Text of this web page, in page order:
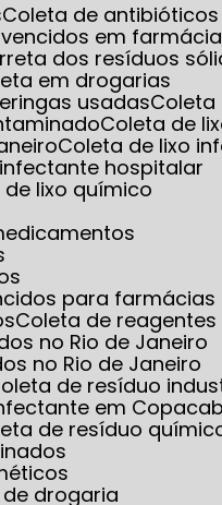
Coleta de
em
dos resíduos
em drogarias
usadas
Coleta de
Coleta de lixo
infectante hospitalar
de lixo químico
para
Coleta de
no Rio de Janeiro
no Rio de Janeiro
Coleta de resíduo
em
de resíduo
de drogaria